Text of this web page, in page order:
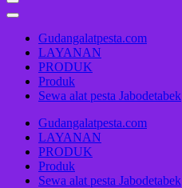
Gudangalatpesta.com
LAYANAN
PRODUK
Produk
Sewa alat pesta Jabodetabek
Gudangalatpesta.com
LAYANAN
PRODUK
Produk
Sewa alat pesta Jabodetabek